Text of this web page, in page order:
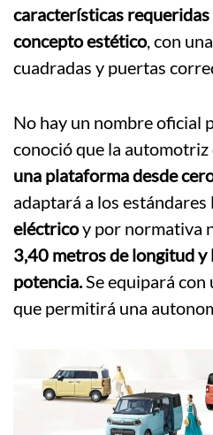
características requeridas
concepto estético, con
cuadradas y puertas
No hay un nombre oficial
conoció que la
una plataforma desde
adaptará a los estándares
eléctricoy por normativa
3,40 metros de longitud y
potencia.Se equipará con
que permitirá una